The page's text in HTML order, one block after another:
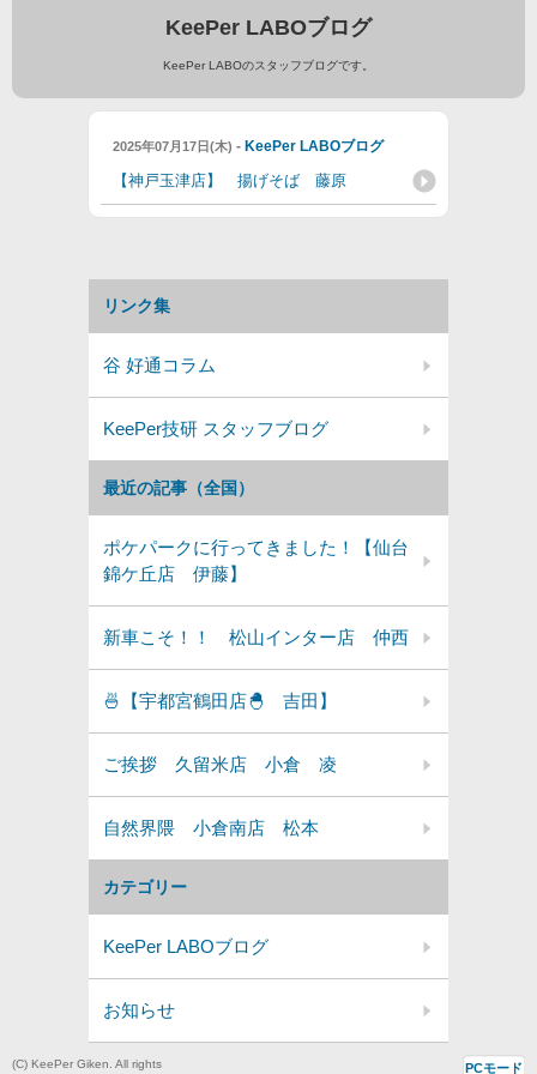
KeePer LABOブログ
KeePer LABOのスタッフブログです。
2025年07月17日(木) - KeePer LABOブログ
【神戸玉津店】 揚げそば 藤原
カテゴリー
KeePer LABOブログ
お知らせ
最近の記事（全国）
ポケパークに行ってきました！【仙台
錦ケ丘店 伊藤】
新車こそ！！ 松山インター店 仲西
🍜【宇都宮鶴田店🐣 吉田】
ご挨拶 久留米店 小倉 凌
自然界隈 小倉南店 松本
リンク集
谷 好通コラム
KeePer技研 スタッフブログ
(C) KeePer Giken. All rights PCモード